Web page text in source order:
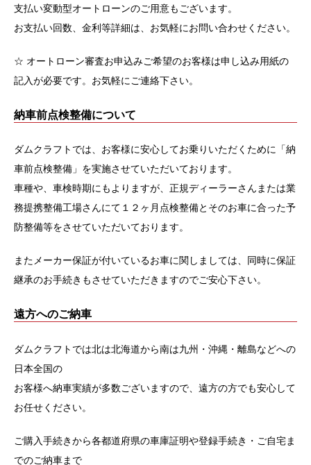
支払い変動型オートローンのご用意もございます。
お支払い回数、金利等詳細は、お気軽にお問い合わせください。
☆ オートローン審査お申込みご希望のお客様は申し込み用紙の
記入が必要です。お気軽にご連絡下さい。
納車前点検整備について
ダムクラフトでは、お客様に安心してお乗りいただくために「納
車前点検整備」を実施させていただいております。
車種や、車検時期にもよりますが、正規ディーラーさんまたは業
務提携整備工場さんにて１２ヶ月点検整備とそのお車に合った予
防整備等をさせていただいております。
またメーカー保証が付いているお車に関しましては、同時に保証
継承のお手続きもさせていただきますのでご安心下さい。
遠方へのご納車
ダムクラフトでは北は北海道から南は九州・沖縄・離島などへの
日本全国の
お客様へ納車実績が多数ございますので、遠方の方でも安心して
お任せください。
ご購入手続きから各都道府県の車庫証明や登録手続き・ご自宅ま
でのご納車まで